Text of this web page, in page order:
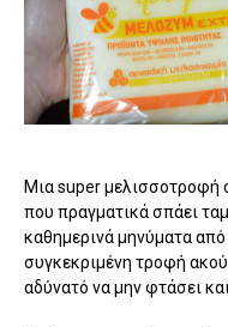
Μια super μελισσοτροφή
που πραγματικά σπάει
καθημερινά μηνύματα
συγκεκριμένη τροφή
αδύνατό να μην φτάσει